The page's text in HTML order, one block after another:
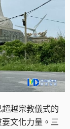
越宗教儀式的
文化力量。三